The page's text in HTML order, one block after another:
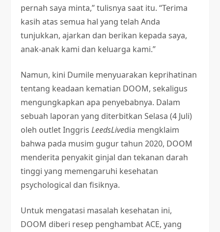
pernah saya minta,” tulisnya saat itu. “Terima
kasih atas semua hal yang telah Anda
tunjukkan, ajarkan dan berikan kepada saya,
anak-anak kami dan keluarga kami.”
Namun, kini Dumile menyuarakan keprihatinan
tentang keadaan kematian DOOM, sekaligus
mengungkapkan apa penyebabnya. Dalam
sebuah laporan yang diterbitkan Selasa (4 Juli)
oleh outlet InggrisLeedsLivedia mengklaim
bahwa pada musim gugur tahun 2020, DOOM
menderita penyakit ginjal dan tekanan darah
tinggi yang memengaruhi kesehatan
psychological dan fisiknya.
Untuk mengatasi masalah kesehatan ini,
DOOM diberi resep penghambat ACE, yang